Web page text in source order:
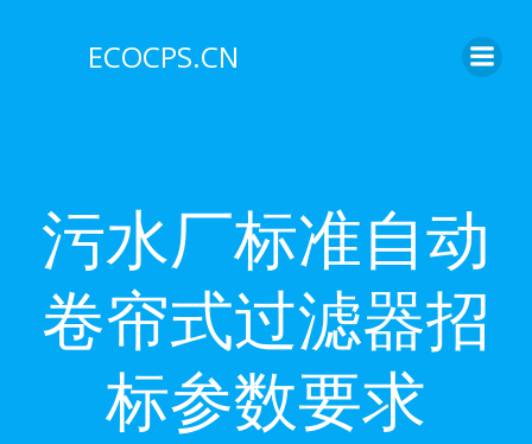
ECOCPS.CN
污水厂标准自动
卷帘式过滤器招
标参数要求